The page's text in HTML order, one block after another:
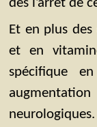
dès l’arrêt de
Et en plus
et en
spécifique